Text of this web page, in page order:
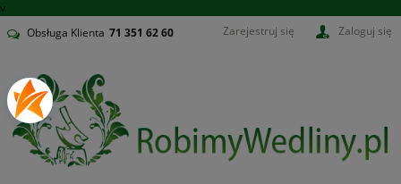
v
Obsługa Klienta 71 351 62 60 Zarejestruj się Zaloguj się